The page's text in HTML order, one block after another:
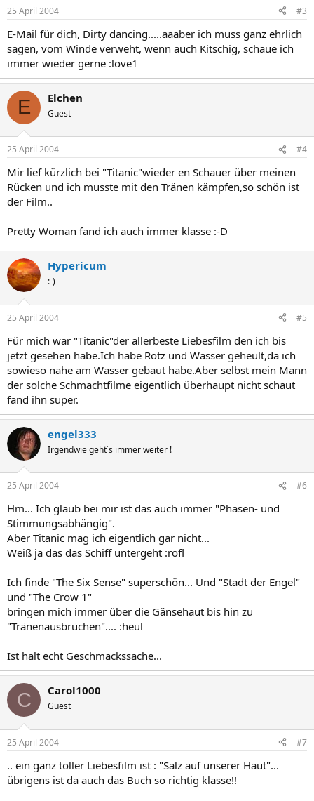
25 April 2004 #3
E-Mail für dich, Dirty dancing.....aaaber ich muss ganz ehrlich
sagen, vom Winde verweht, wenn auch Kitschig, schaue ich
immer wieder gerne :love1
E Elchen
Guest
25 April 2004 #4
Mir lief kürzlich bei "Titanic"wieder en Schauer über meinen
Rücken und ich musste mit den Tränen kämpfen,so schön ist
der Film..
Pretty Woman fand ich auch immer klasse :-D
Hypericum
:-)
25 April 2004 #5
Für mich war "Titanic"der allerbeste Liebesfilm den ich bis
jetzt gesehen habe.Ich habe Rotz und Wasser geheult,da ich
sowieso nahe am Wasser gebaut habe.Aber selbst mein Mann
der solche Schmachtfilme eigentlich überhaupt nicht schaut
fand ihn super.
engel333
Irgendwie geht´s immer weiter !
25 April 2004 #6
Hm... Ich glaub bei mir ist das auch immer "Phasen- und
Stimmungsabhängig".
Aber Titanic mag ich eigentlich gar nicht...
Weiß ja das das Schiff untergeht :rofl
Ich finde "The Six Sense" superschön... Und "Stadt der Engel"
und "The Crow 1"
bringen mich immer über die Gänsehaut bis hin zu
"Tränenausbrüchen".... :heul
Ist halt echt Geschmackssache...
C Carol1000
Guest
25 April 2004 #7
.. ein ganz toller Liebesfilm ist : "Salz auf unserer Haut"...
übrigens ist da auch das Buch so richtig klasse!!